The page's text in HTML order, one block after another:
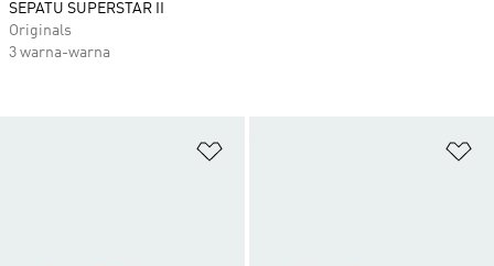
SEPATU SUPERSTAR II
Originals
3 warna-warna